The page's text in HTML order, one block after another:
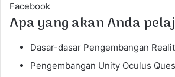
Facebook
Apa yang akan Anda
Dasar-dasar Pengembangan
Pengembangan Unity Oculus